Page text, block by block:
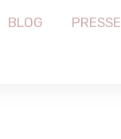
BLOG PRESSE